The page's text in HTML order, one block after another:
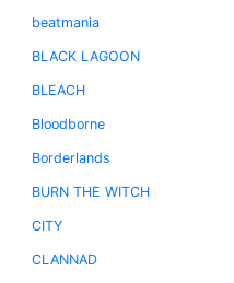
beatmania
BLACK LAGOON
BLEACH
Bloodborne
Borderlands
BURN THE WITCH
CITY
CLANNAD